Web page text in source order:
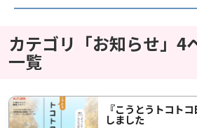
カテゴリ「お知らせ」4
一覧
『こうとうトコト
しました